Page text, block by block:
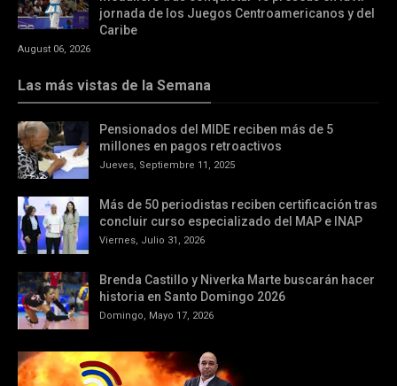
jornada de los Juegos Centroamericanos y del
Caribe
August 06, 2026
Las más vistas de la Semana
Pensionados del MIDE reciben más de 5
millones en pagos retroactivos
Jueves, Septiembre 11, 2025
Más de 50 periodistas reciben certificación tras
concluir curso especializado del MAP e INAP
Viernes, Julio 31, 2026
Brenda Castillo y Niverka Marte buscarán hacer
historia en Santo Domingo 2026
Domingo, Mayo 17, 2026